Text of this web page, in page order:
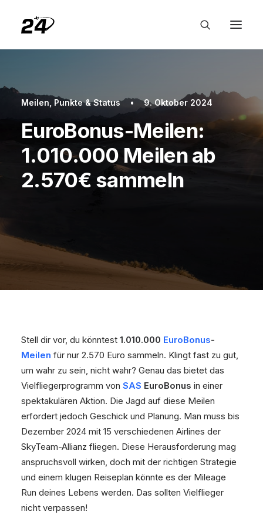
Meilen, Punkte & Status • 9. Oktober 2024
EuroBonus-Meilen:
1.010.000 Meilen ab
2.570€ sammeln
Stell dir vor, du könntest 1.010.000 EuroBonus-
Meilen für nur 2.570 Euro sammeln. Klingt fast zu gut,
um wahr zu sein, nicht wahr? Genau das bietet das
Vielfliegerprogramm von SAS EuroBonus in einer
spektakulären Aktion. Die Jagd auf diese Meilen
erfordert jedoch Geschick und Planung. Man muss bis
Dezember 2024 mit 15 verschiedenen Airlines der
SkyTeam-Allianz fliegen. Diese Herausforderung mag
anspruchsvoll wirken, doch mit der richtigen Strategie
und einem klugen Reiseplan könnte es der Mileage
Run deines Lebens werden. Das sollten Vielflieger
nicht verpassen!